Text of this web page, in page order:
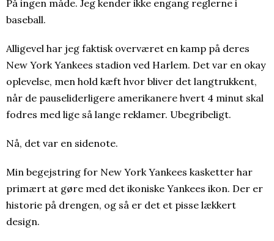
På ingen måde. Jeg kender ikke engang reglerne i
baseball.
Alligevel har jeg faktisk overværet en kamp på deres
New York Yankees stadion ved Harlem. Det var en okay
oplevelse, men hold kæft hvor bliver det langtrukkent,
når de pauseliderligere amerikanere hvert 4 minut skal
fodres med lige så lange reklamer. Ubegribeligt.
Nå, det var en sidenote.
Min begejstring for New York Yankees kasketter har
primært at gøre med det ikoniske Yankees ikon. Der er
historie på drengen, og så er det et pisse lækkert
design.